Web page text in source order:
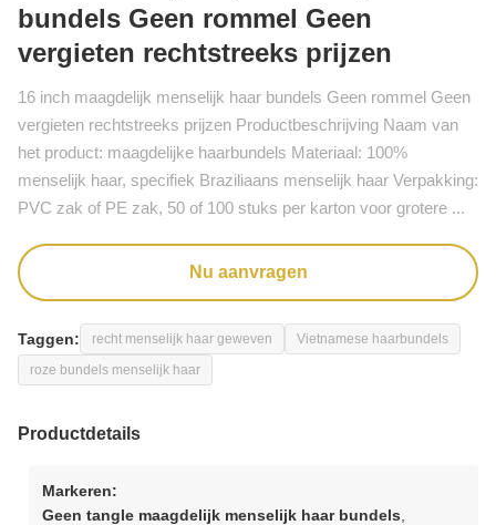
bundels Geen rommel Geen
vergieten rechtstreeks prijzen
16 inch maagdelijk menselijk haar bundels Geen rommel Geen
vergieten rechtstreeks prijzen Productbeschrijving Naam van
het product: maagdelijke haarbundels Materiaal: 100%
menselijk haar, specifiek Braziliaans menselijk haar Verpakking:
PVC zak of PE zak, 50 of 100 stuks per karton voor grotere ...
Nu aanvragen
Taggen: recht menselijk haar geweven
Vietnamese haarbundels
roze bundels menselijk haar
Productdetails
Markeren:
Geen tangle maagdelijk menselijk haar bundels